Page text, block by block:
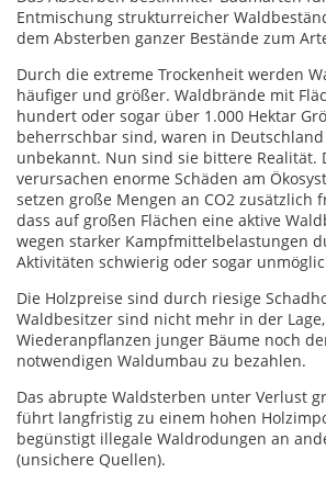
Entmischung strukturreicher
dem Absterben ganzer Bestände zum
Durch die extreme Trockenheit werden
häufiger und größer. Waldbrände mit
hundert oder sogar über 1.000 Hektar
beherrschbar sind, waren in
unbekannt. Nun sind sie bittere Realität.
verursachen enorme Schäden am
setzen große Mengen an CO2 zusätzlich
dass auf großen Flächen eine aktive
wegen starker Kampfmittelbelastungen
Aktivitäten schwierig oder sogar
Die Holzpreise sind durch riesige
Waldbesitzer sind nicht mehr in der
Wiederanpflanzen junger Bäume noch
notwendigen Waldumbau zu bezahlen.
Das abrupte Waldsterben unter Verlust
führt langfristig zu einem hohen
begünstigt illegale Waldrodungen an
(unsichere Quellen).